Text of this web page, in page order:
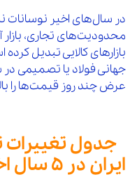
در سال‌های اخیر نوسانات
محدودیت‌های تجاری،
بازارهای کالایی تبدیل
جهانی فولاد یا تصمیمی
عرض چند روز قیمت‌ها را
جدول تغییرات
ایران در ۵ سال اخیر